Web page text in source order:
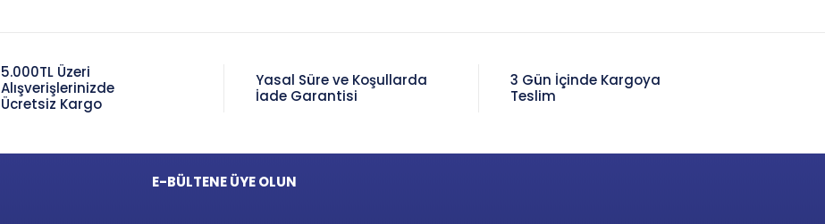
5.000TL Üzeri
Alışverişlerinizde
Ücretsiz Kargo
Yasal Süre ve Koşullarda
İade Garantisi
3 Gün İçinde Kargoya
Teslim
E-BÜLTENE ÜYE OLUN